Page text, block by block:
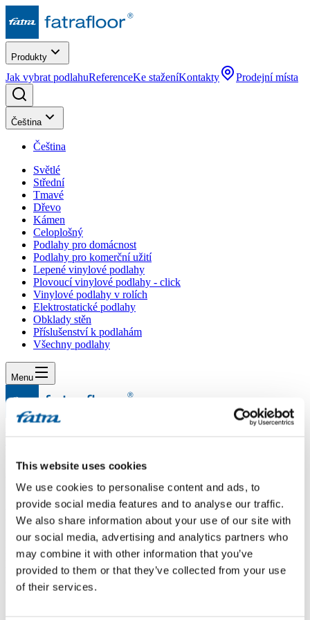
This website uses cookies
We use cookies to personalise content and ads, to
provide social media features and to analyse our traffic.
We also share information about your use of our site with
our social media, advertising and analytics partners who
may combine it with other information that you’ve
provided to them or that they’ve collected from your use
of their services.
Produkty
Jak vybrat podlahuReferenceKe staženíKontakty Prodejní místa
Čeština
Čeština
Světlé
Střední
Tmavé
Dřevo
Kámen
Celoplošný
Podlahy pro domácnost
Podlahy pro komerční užití
Lepené vinylové podlahy
Plovoucí vinylové podlahy - click
Vinylové podlahy v rolích
Elektrostatické podlahy
Obklady stěn
Příslušenství k podlahám
Všechny podlahy
Menu
Podlahová lišta
Dotaz
Dobrý den, máme zakoupenou podlahu Thermofix Wood 1235-1
Dub selský. Chtěla bych se zeptat, jaký typ podlahové lišty se k
tomu dá koupit? Potřebovali bychom cca 68m. Poprosila bych Vás i
o informaci o ceně a dostupnosti. Děkuji, Petružálková